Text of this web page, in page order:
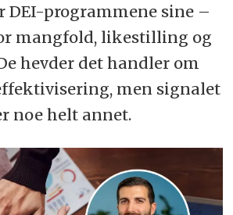
DEI-programmene sine –
mangfold, likestilling og
hevder det handler om
men signalet
noe helt annet.